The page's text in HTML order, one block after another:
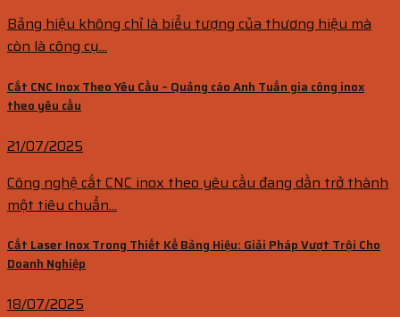
Bảng hiệu không chỉ là biểu tượng của thương hiệu mà
còn là công cụ...
Cắt CNC Inox Theo Yêu Cầu – Quảng cáo Anh Tuấn gia công inox
theo yêu cầu
21/07/2025
Công nghệ cắt CNC inox theo yêu cầu đang dần trở thành
một tiêu chuẩn...
Cắt Laser Inox Trong Thiết Kế Bảng Hiệu: Giải Pháp Vượt Trội Cho
Doanh Nghiệp
18/07/2025